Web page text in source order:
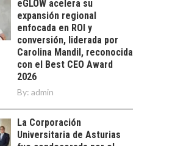
La transformación
estratégica de los
recursos humanos en
las empresas…
FINANCIAMIENTO
PARA PYMES EN
CHILE:
ALTERNATIVAS MÁS
ALLÁ DEL CRÉDITO
BANCARIO
pymes en Chile:
alternativas que
EL CRECIMIENTO DE
eGLOW acelera su
expansión regional
enfocada en ROI y
conversión, liderada por
Carolina Mandil, reconocida
con el Best CEO Award
2026
By: admin
La Corporación
Universitaria de Asturias